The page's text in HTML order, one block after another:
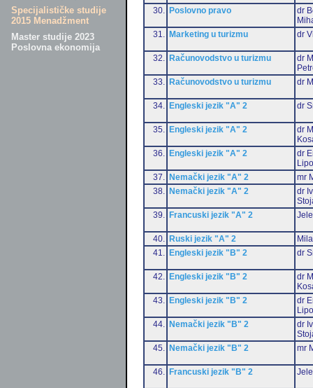
Specijalističke studije
2015 Menadžment
Master studije 2023
Poslovna ekonomija
30. Poslovno pravo
dr
31.
Marketing u turizmu dr
32. Računovodstvo u turizmu
dr
33.
Računovodstvo u turizmu dr
34. Engleski jezik "A" 2 dr
35. Engleski jezik "A" 2
dr
36.
Engleski jezik "A" 2
dr
37.
Nemački jezik "A" 2
mr
38.
Nemački jezik "A" 2
dr
39.
Francuski jezik "A" 2
40. Ruski jezik "A" 2
41.
Engleski jezik "B" 2 dr
42. Engleski jezik "B" 2
dr
43.
Engleski jezik "B" 2
dr
44.
Nemački jezik "B" 2
dr
45.
Nemački jezik "B" 2 mr
46. Francuski jezik "B" 2